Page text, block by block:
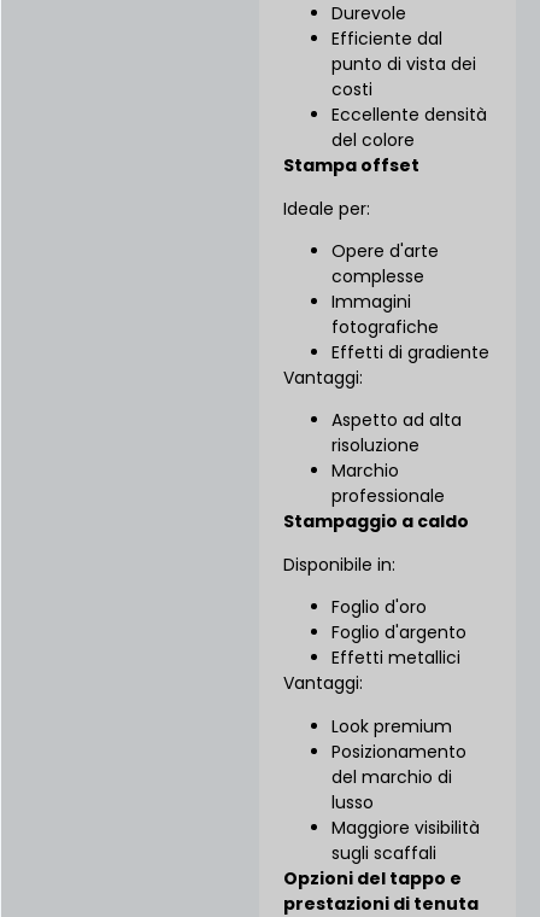
Durevole
Efficiente dal
punto di vista dei
costi
Eccellente densità
del colore
Stampa offset
Ideale per:
Opere d'arte
complesse
Immagini
fotografiche
Effetti di gradiente
Vantaggi:
Aspetto ad alta
risoluzione
Marchio
professionale
Stampaggio a caldo
Disponibile in:
Foglio d'oro
Foglio d'argento
Effetti metallici
Vantaggi:
Look premium
Posizionamento
del marchio di
lusso
Maggiore visibilità
sugli scaffali
Opzioni del tappo e
prestazioni di tenuta